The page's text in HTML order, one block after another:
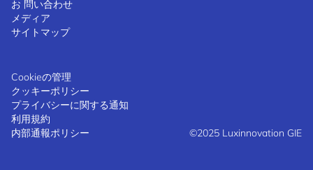
お 問い合わせ
メディア
サイトマップ
Cookieの管理
クッキーポリシー
プライバシーに関する通知
利用規約
内部通報ポリシー
©2025 Luxinnovation GIE